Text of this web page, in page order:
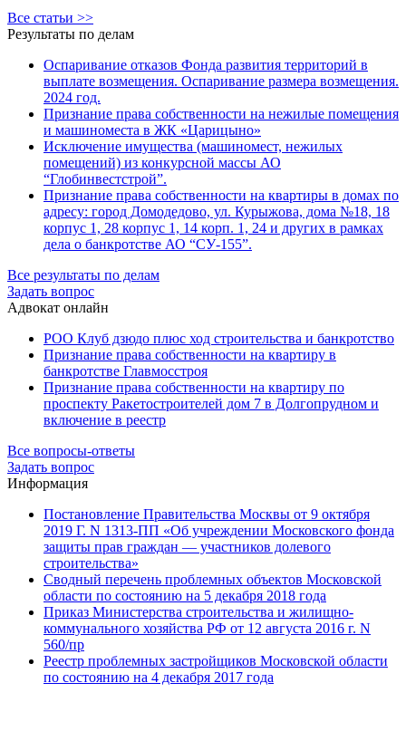
Все статьи >>
Результаты по делам
Оспаривание отказов Фонда развития территорий в
выплате возмещения. Оспаривание размера возмещения.
2024 год.
Признание права собственности на нежилые помещения
и машиноместа в ЖК «Царицыно»
Исключение имущества (машиномест, нежилых
помещений) из конкурсной массы АО
“Глобинвестстрой”.
Признание права собственности на квартиры в домах по
адресу: город Домодедово, ул. Курыжова, дома №18, 18
корпус 1, 28 корпус 1, 14 корп. 1, 24 и других в рамках
дела о банкротстве АО “СУ-155”.
Все результаты по делам
Задать вопрос
Адвокат онлайн
РОО Клуб дзюдо плюс ход строительства и банкротство
Признание права собственности на квартиру в
банкротстве Главмосстроя
Признание права собственности на квартиру по
проспекту Ракетостроителей дом 7 в Долгопрудном и
включение в реестр
Все вопросы-ответы
Задать вопрос
Информация
Постановление Правительства Москвы от 9 октября
2019 Г. N 1313-ПП «Об учреждении Московского фонда
защиты прав граждан — участников долевого
строительства»
Сводный перечень проблемных объектов Московской
области по состоянию на 5 декабря 2018 года
Приказ Министерства строительства и жилищно-
коммунального хозяйства РФ от 12 августа 2016 г. N
560/пр
Реестр проблемных застройщиков Московской области
по состоянию на 4 декабря 2017 года